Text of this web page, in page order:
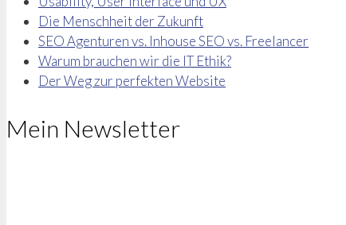
Die Menschheit der Zukunft
SEO Agenturen vs. Inhouse SEO vs. Freelancer
Warum brauchen wir die IT Ethik?
Der Weg zur perfekten Website
Mein Newsletter